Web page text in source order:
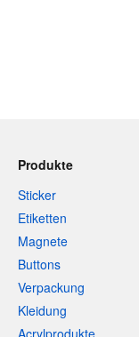
Produkte
Sticker
Etiketten
Magnete
Buttons
Verpackung
Kleidung
Acrylprodukte